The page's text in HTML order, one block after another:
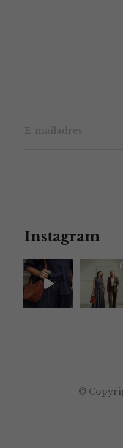
Instagram
©